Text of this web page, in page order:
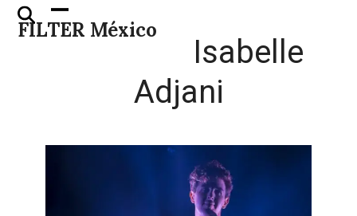
Skip
FILTER México
Open
mobile
Close
mobile
Isabelle
Adjani